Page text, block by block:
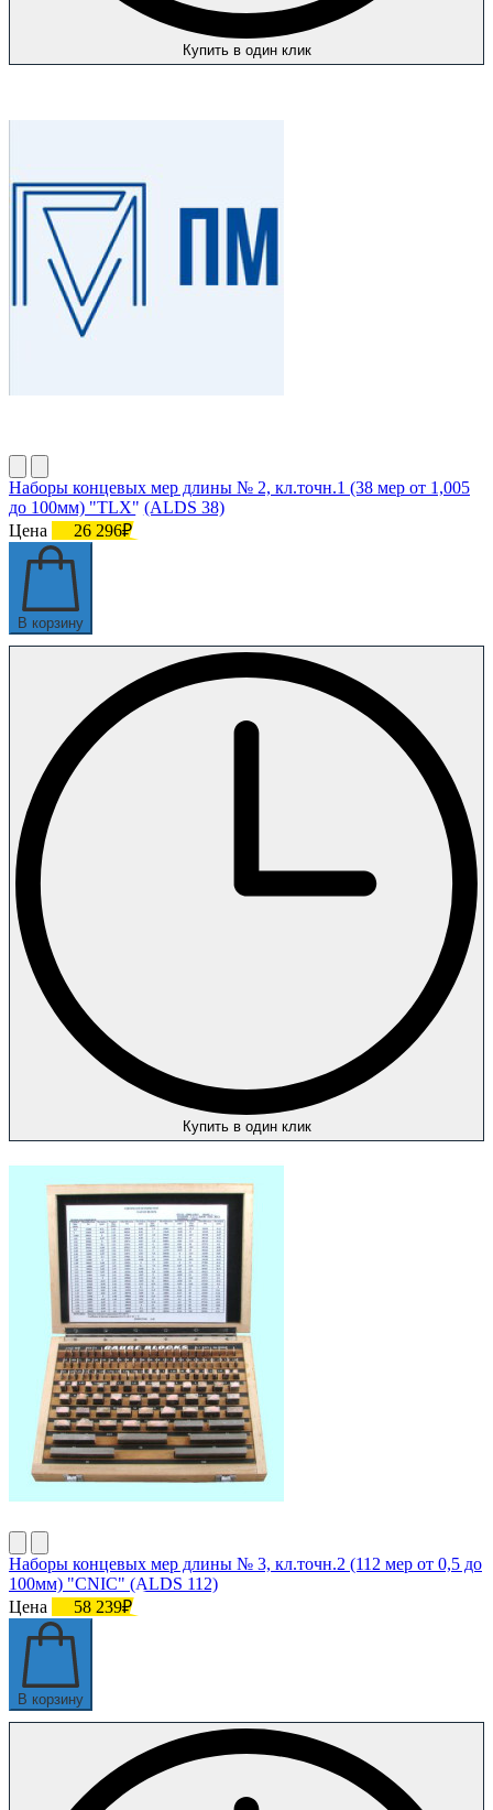
Купить в один клик
Наборы концевых мер длины № 2, кл.точн.1 (38 мер от 1,005
до 100мм) "TLX" (ALDS 38)
Цена
26 296₽
В корзину
Купить в один клик
Наборы концевых мер длины № 3, кл.точн.2 (112 мер от 0,5 до
100мм) "CNIC" (ALDS 112)
Цена
58 239₽
В корзину